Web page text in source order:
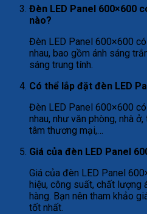
Đèn LED Panel 600×600
nào?
Đèn LED Panel 600×600
nhau, bao gồm ánh sáng
sáng trung tính.
Có thể lắp đặt đèn LED
Đèn LED Panel 600×600
nhau, như văn phòng, nhà
tâm thương mại,…
Giá của đèn LED Panel
Giá của đèn LED Panel
hiệu, công suất, chất lượng
hàng. Bạn nên tham khảo
tốt nhất.